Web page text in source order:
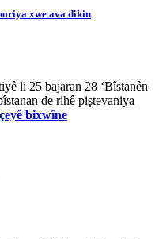
xwe ava dikin
li 25 bajaran 28 ‘Bîstanên
de rihê piştevaniya
bixwîne